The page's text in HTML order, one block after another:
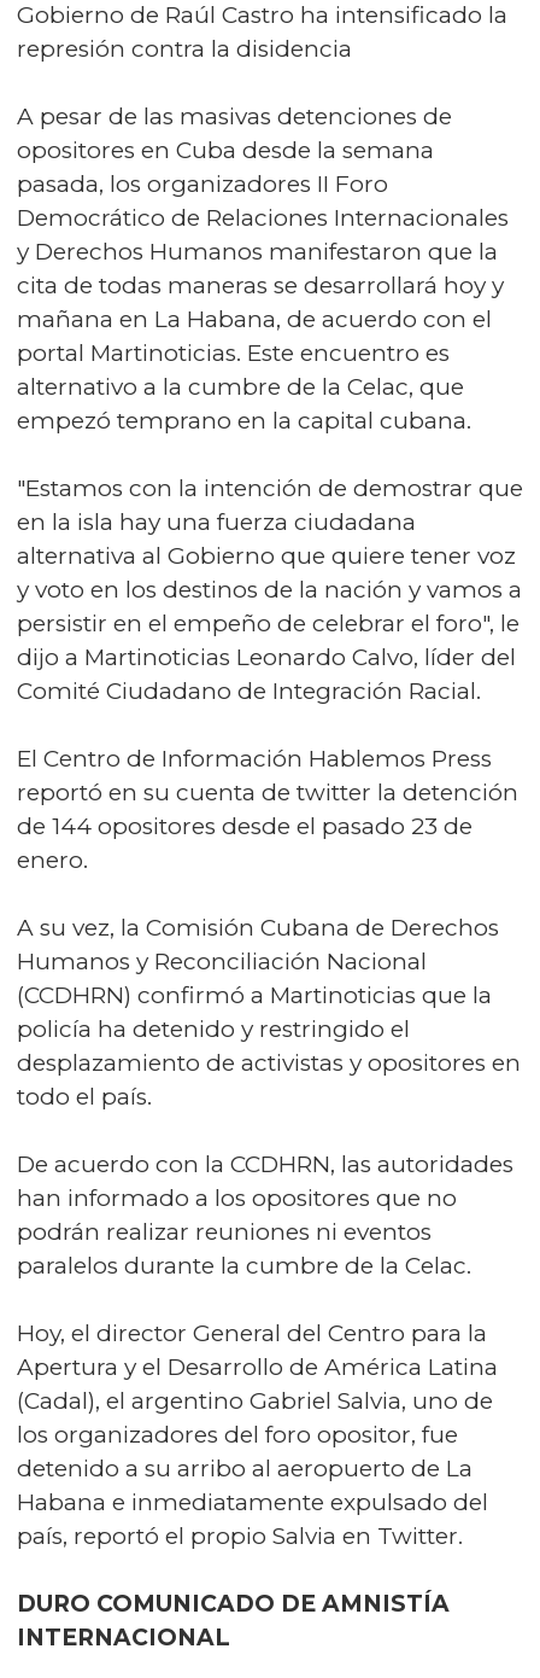
Gobierno de Raúl Castro ha intensificado la
represión contra la disidencia
A pesar de las masivas detenciones de
opositores en Cuba desde la semana
pasada, los organizadores II Foro
Democrático de Relaciones Internacionales
y Derechos Humanos manifestaron que la
cita de todas maneras se desarrollará hoy y
mañana en La Habana, de acuerdo con el
portal Martinoticias. Este encuentro es
alternativo a la cumbre de la Celac, que
empezó temprano en la capital cubana.
"Estamos con la intención de demostrar que
en la isla hay una fuerza ciudadana
alternativa al Gobierno que quiere tener voz
y voto en los destinos de la nación y vamos a
persistir en el empeño de celebrar el foro", le
dijo a Martinoticias Leonardo Calvo, líder del
Comité Ciudadano de Integración Racial.
El Centro de Información Hablemos Press
reportó en su cuenta de twitter la detención
de 144 opositores desde el pasado 23 de
enero.
A su vez, la Comisión Cubana de Derechos
Humanos y Reconciliación Nacional
(CCDHRN) confirmó a Martinoticias que la
policía ha detenido y restringido el
desplazamiento de activistas y opositores en
todo el país.
De acuerdo con la CCDHRN, las autoridades
han informado a los opositores que no
podrán realizar reuniones ni eventos
paralelos durante la cumbre de la Celac.
Hoy, el director General del Centro para la
Apertura y el Desarrollo de América Latina
(Cadal), el argentino Gabriel Salvia, uno de
los organizadores del foro opositor, fue
detenido a su arribo al aeropuerto de La
Habana e inmediatamente expulsado del
país, reportó el propio Salvia en Twitter.
DURO COMUNICADO DE AMNISTÍA
INTERNACIONAL